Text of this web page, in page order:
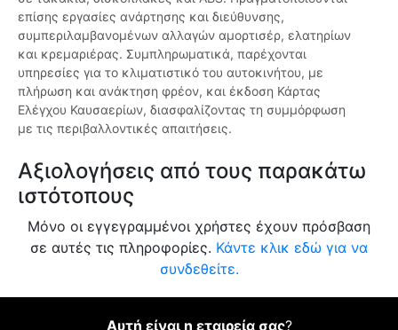
επίσης εργασίες ανάρτησης και διεύθυνσης,
συμπεριλαμβανομένων αλλαγών αμορτισέρ, ελατηρίων
και κρεμαριέρας. Συμπληρωματικά, παρέχονται
υπηρεσίες για το κλιματιστικό του αυτοκινήτου, με
πλήρωση και ανάκτηση φρέον, και έκδοση Κάρτας
Ελέγχου Καυσαερίων, διασφαλίζοντας τη συμμόρφωση
με τις περιβαλλοντικές απαιτήσεις.
Αξιολογήσεις από τους παρακάτω
ιστότοπους
Μόνο οι εγγεγραμμένοι χρήστες έχουν πρόσβαση
σε αυτές τις πληροφορίες. Κάντε κλικ εδώ για να
συνδεθείτε.
Αυτή είναι η εταιρεία σας?